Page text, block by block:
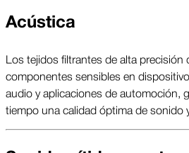
Acústica
Los tejidos filtrantes de alta precisión
componentes sensibles en
audio y aplicaciones de automoción,
tiempo una calidad óptima de sonido